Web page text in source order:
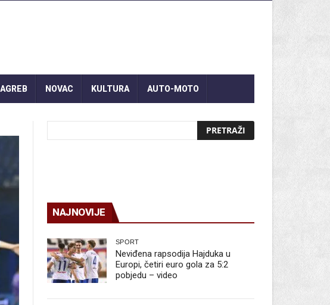
NOVAC KULTURA AUTO-MOTO
NAJNOVIJE
SPORT
Neviđena rapsodija Hajduka u
Europi, četiri euro gola za 5:2
pobjedu – video